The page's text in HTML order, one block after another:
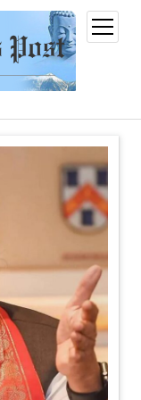
open
menu